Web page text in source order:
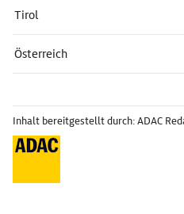
Tirol
Österreich
Inhalt bereitgestellt durch: ADAC